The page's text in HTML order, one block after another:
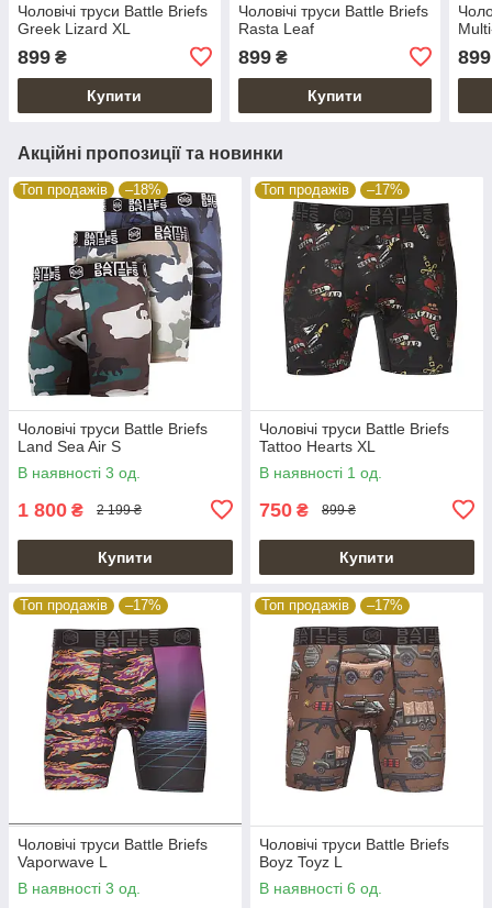
Чоловічі труси Battle Briefs
Greek Lizard XL
899 ₴
Купити
Чоловічі труси Battle Briefs
Rasta Leaf
899₴
Купити
899
Акційні пропозиції та новинки
Топ продажів –18%
Чоловічі труси Battle Briefs
Land Sea Air S
В наявності 3 од.
1 800 ₴ 2 199 ₴
Купити
Топ продажів –17%
Чоловічі труси Battle Briefs
Tattoo Hearts XL
В наявності 1 од.
750 ₴ 899 ₴
Купити
Топ продажів –17%
Чоловічі труси Battle Briefs
Vaporwave L
В наявності 3 од.
Топ продажів –17%
Чоловічі труси Battle Briefs
Boyz Toyz L
В наявності 6 од.